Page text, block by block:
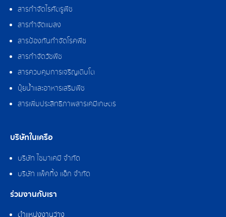
สารกำจัดไรศัตรูพืช
สารกำจัดแมลง
สารป้องกันกำจัดโรคพืช
สารกำจัดวัชพืช
สารควบคุมการเจริญเติบโต
ปุ๋ยน้ำและอาหารเสริมพืช
สารเพิ่มประสิทธิภาพสารเคมีเกษตร
บริษัทในเครือ
บริษัท ไซมาเคมี จำกัด
บริษัท แพ็คกิ้ง แอ็ก จำกัด
ร่วมงานกับเรา